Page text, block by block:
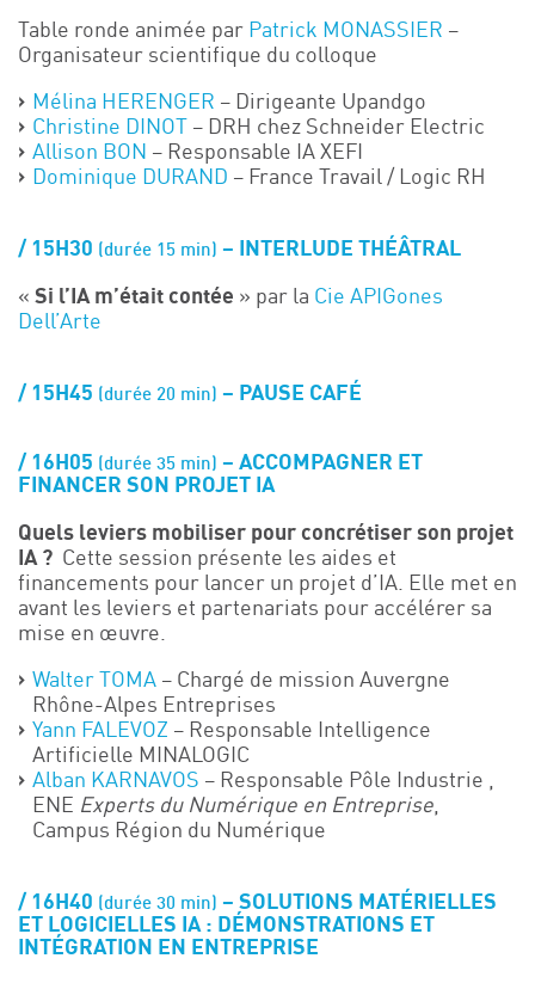
Table ronde animée par Patrick MONASSIER –
Organisateur scientifique du colloque
Mélina HERENGER – Dirigeante Upandgo
Christine DINOT– DRH chez Schneider Electric
Allison BON – Responsable IA XEFI
Dominique DURAND – France Travail / Logic RH
15H30 (durée 15 min) – INTERLUDE THÉÂTRAL
« Si l’IA m’était contée » par la Cie APIGones
Dell’Arte
15H45 (durée 20 min) – PAUSE CAFÉ
16H05 (durée 35 min) – ACCOMPAGNER ET
FINANCER SON PROJET IA
Quels leviers mobiliser pour concrétiser son projet
IA ? Cette session présente les aides et
financements pour lancer un projet d’IA. Elle met en
avant les leviers et partenariats pour accélérer sa
mise en œuvre.
Walter TOMA– Chargé de mission Auvergne
Rhône-Alpes Entreprises
Yann FALEVOZ – Responsable Intelligence
Artificielle MINALOGIC
​Alban KARNAVOS – Responsable Pôle Industrie ,
ENE Experts du Numérique en Entreprise,
Campus Région du Numérique
16H40 (durée 30 min) – SOLUTIONS MATÉRIELLES
ET LOGICIELLES IA : DÉMONSTRATIONS ET
INTÉGRATION EN ENTREPRISE